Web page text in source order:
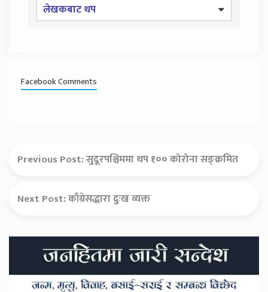
लेखकबाट थप
Facebook Comments
Previous Post:सुदूरपश्चिममा थप १०० कोरोना सङ्क्रमित
Next Post:काँग्रेसद्धारा दुःख व्यक्त
Secondary
Sidebar